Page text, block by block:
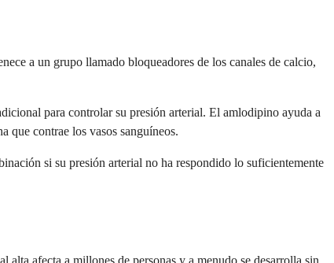
a un grupo llamado bloqueadores de los canales de calcio,
para controlar su presión arterial. El amlodipino ayuda a
que contrae los vasos sanguíneos.
si su presión arterial no ha respondido lo suficientemente
afecta a millones de personas y a menudo se desarrolla sin